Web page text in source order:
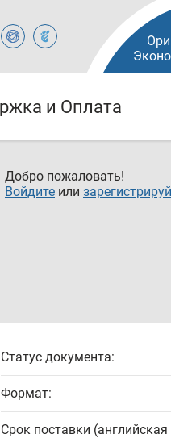
и Оплата
Добро пожаловать!
Войдите или
Статус документа:
Формат:
Срок поставки (английская